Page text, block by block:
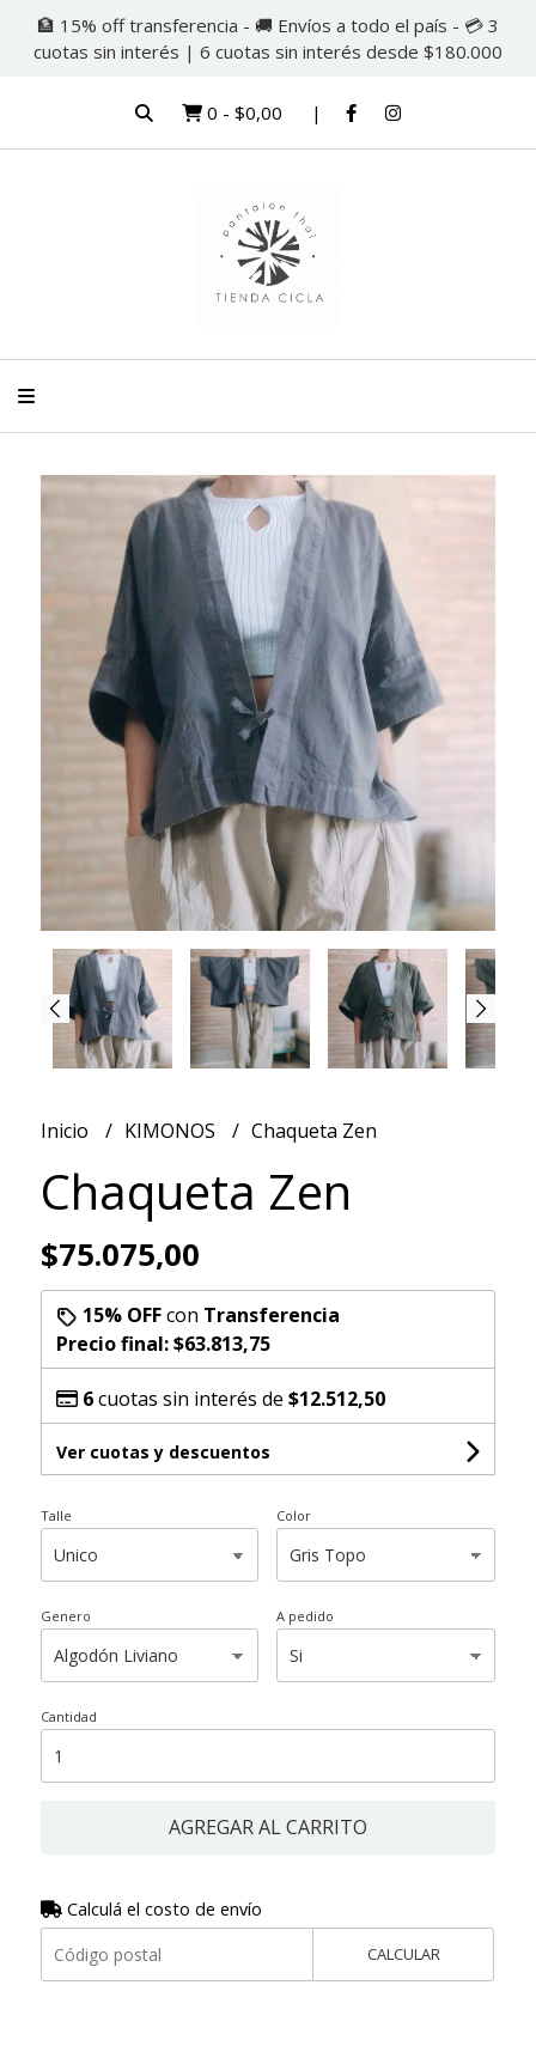
🏦 15% off transferencia - 🚚 Envíos a todo el país - 💳 3
cuotas sin interés | 6 cuotas sin interés desde $180.000
0 - $0,00
Inicio KIMONOS Chaqueta Zen
Chaqueta Zen
$75.075,00
15% OFFcon Transferencia
Precio final:$63.813,75
6cuotas sin interés de $12.512,50
Ver cuotas y descuentos
Talle Color
Genero A pedido
Cantidad
AGREGAR AL CARRITO
Calculá el costo de envío
CALCULAR